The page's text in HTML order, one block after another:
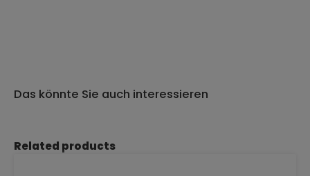
Das könnte Sie auch interessieren
Produktgalerie überspringen
Related products